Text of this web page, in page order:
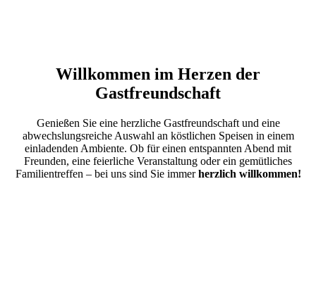
Willkommen im Herzen der
Gastfreundschaft
Genießen Sie eine herzliche Gastfreundschaft und eine
abwechslungsreiche Auswahl an köstlichen Speisen in einem
einladenden Ambiente. Ob für einen entspannten Abend mit
Freunden, eine feierliche Veranstaltung oder ein gemütliches
Familientreffen – bei uns sind Sie immerherzlich willkommen!